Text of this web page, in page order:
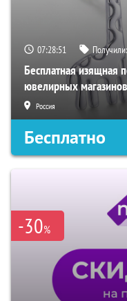
07:28:50 Получили:
Бесплатная изящная
ювелирных
Россия
Бесплатно
-30%